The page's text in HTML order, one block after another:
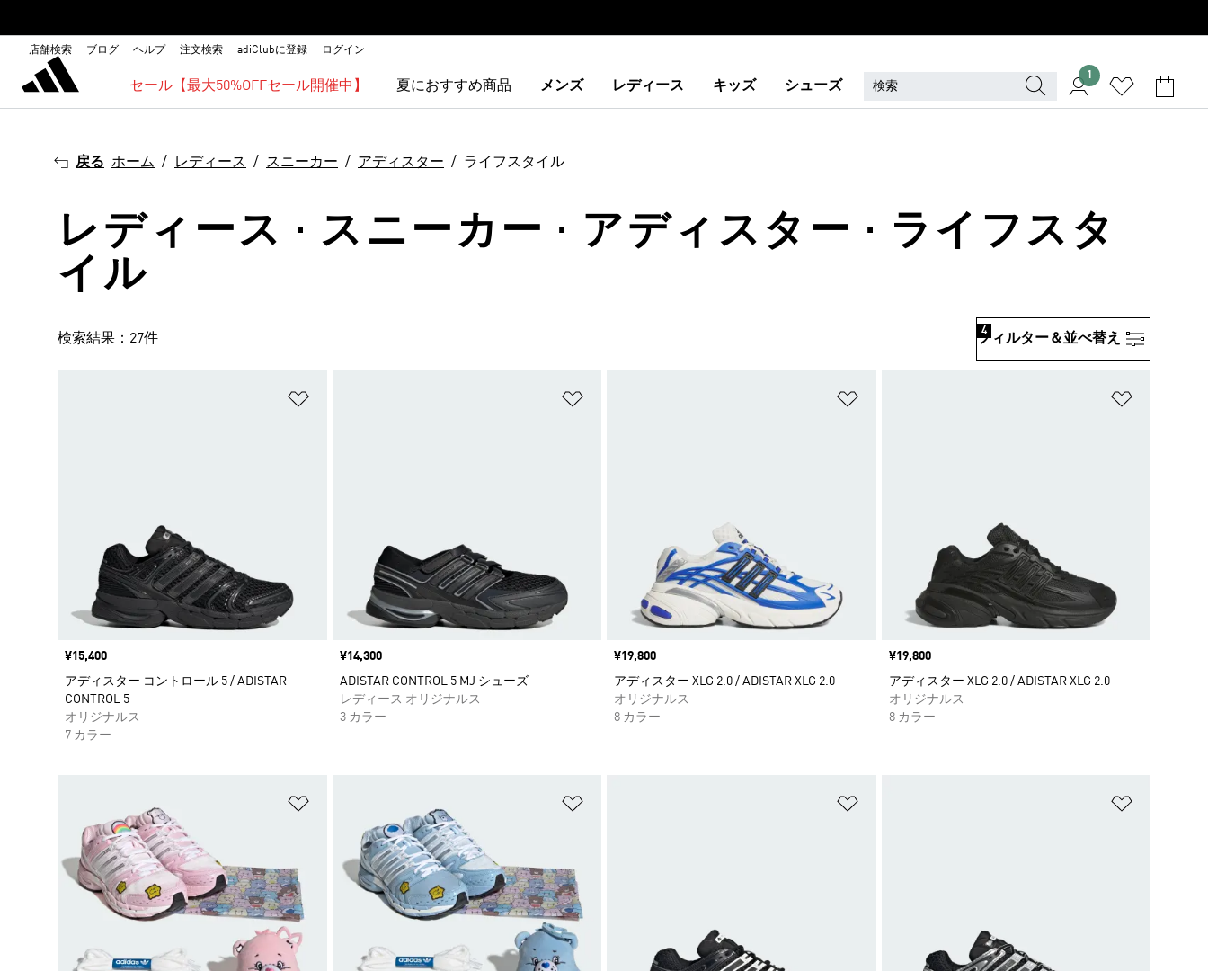
店舗検索 ブログ ヘルプ 注文検索 adiClubに登録 ログイン
セール【最大50%OFFセール開催中】 夏におすすめ商品 メンズ レディース キッズ シューズ
1
戻る ホーム レディース スニーカー アディスター ライフスタイル
レディース · スニーカー · アディスター · ライフスタ
イル
検索結果：27件 フィルター＆並べ替え
4
価格
¥15,400
アディスター コントロール 5 / ADISTAR
CONTROL 5
オリジナルス
7 カラー
価格
¥14,300
ADISTAR CONTROL 5 MJ シューズ
レディース オリジナルス
3 カラー
価格
¥19,800
アディスター XLG 2.0 / ADISTAR XLG 2.0
オリジナルス
8 カラー
価格
¥19,800
アディスター XLG 2.0 / ADISTAR XLG 2.0
オリジナルス
8 カラー